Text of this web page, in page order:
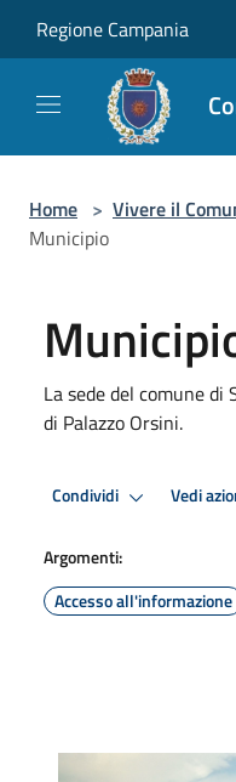
Regione Campania
Home > Vivere il
Municipio
La sede del comune
di Palazzo Orsini.
Condividi Vedi
Argomenti:
Accesso all'informazione